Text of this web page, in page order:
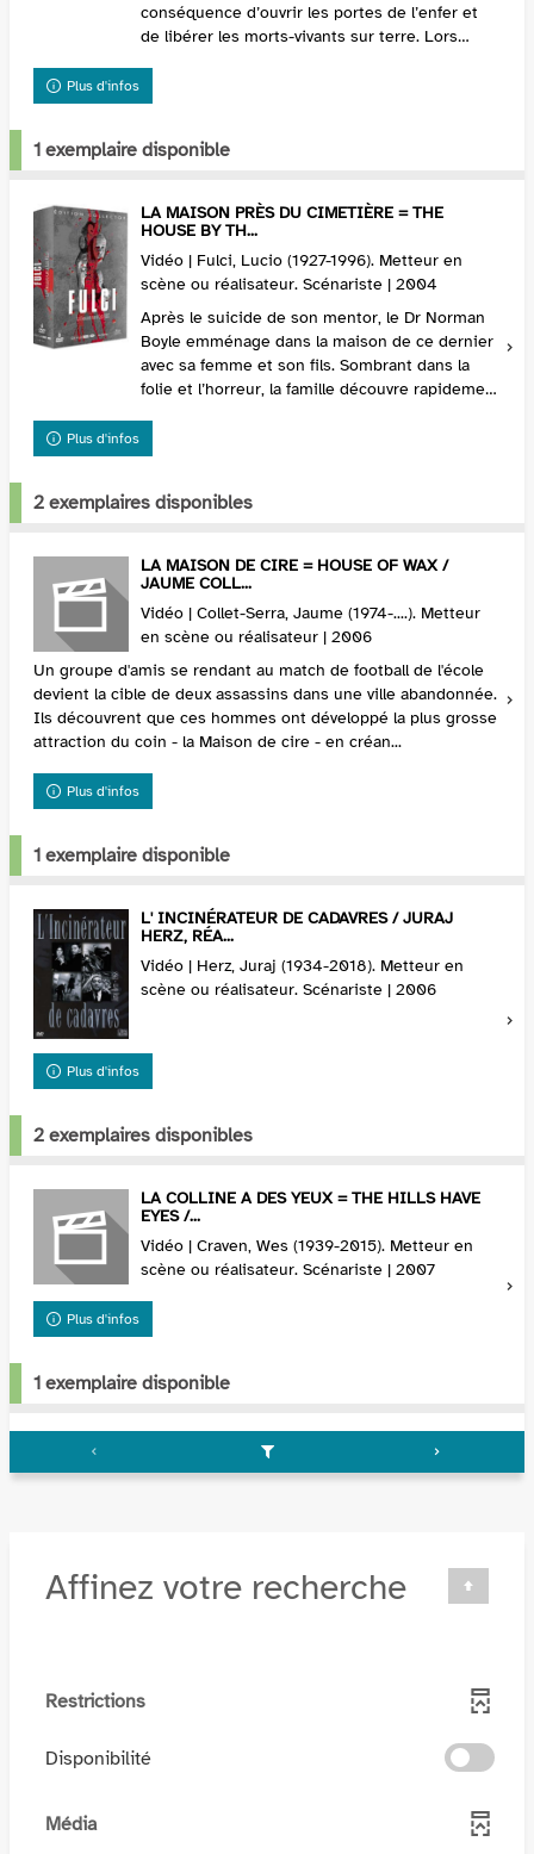
conséquence d’ouvrir les portes de l’enfer et
de libérer les morts-vivants sur terre. Lors
Plus d'infos
1 exemplaire disponible
LA MAISON PRÈS DU CIMETIÈRE = THE
HOUSE BY TH...
Vidéo | Fulci, Lucio (1927-1996). Metteur en
scène ou réalisateur. Scénariste | 2004
Après le suicide de son mentor, le Dr Norman
Boyle emménage dans la maison de ce dernier
avec sa femme et son fils. Sombrant dans la
folie et l’horreur, la famille découvre rapidement
Plus d'infos
2 exemplaires disponibles
LA MAISON DE CIRE = HOUSE OF WAX /
JAUME COLL...
Vidéo | Collet-Serra, Jaume (1974-....). Metteur
en scène ou réalisateur | 2006
Un groupe d'amis se rendant au match de football de l'école
devient la cible de deux assassins dans une ville abandonnée.
Ils découvrent que ces hommes ont développé la plus grosse
attraction du coin - la Maison de cire - en créan...
Plus d'infos
1 exemplaire disponible
L' INCINÉRATEUR DE CADAVRES / JURAJ
HERZ, RÉA...
Vidéo | Herz, Juraj (1934-2018). Metteur en
scène ou réalisateur. Scénariste | 2006
Plus d'infos
2 exemplaires disponibles
LA COLLINE A DES YEUX = THE HILLS HAVE
EYES /...
Vidéo | Craven, Wes (1939-2015). Metteur en
scène ou réalisateur. Scénariste | 2007
Plus d'infos
1 exemplaire disponible
Affinez votre recherche
Restrictions
Disponibilité
-
ajouter
Média